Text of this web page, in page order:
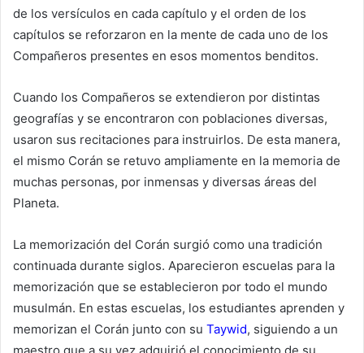
de los versículos en cada capítulo y el orden de los
capítulos se reforzaron en la mente de cada uno de los
Compañeros presentes en esos momentos benditos.
Cuando los Compañeros se extendieron por distintas
geografías y se encontraron con poblaciones diversas,
usaron sus recitaciones para instruirlos. De esta manera,
el mismo Corán se retuvo ampliamente en la memoria de
muchas personas, por inmensas y diversas áreas del
Planeta.
La memorización del Corán surgió como una tradición
continuada durante siglos. Aparecieron escuelas para la
memorización que se establecieron por todo el mundo
musulmán. En estas escuelas, los estudiantes aprenden y
memorizan el Corán junto con su Taywid, siguiendo a un